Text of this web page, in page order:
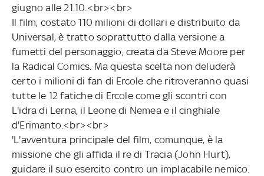
giugno alle 21.10.<br><br>
Il film, costato 110 milioni di dollari e distribuito da
Universal, è tratto soprattutto dalla versione a
fumetti del personaggio, creata da Steve Moore per
la Radical Comics. Ma questa scelta non deluderà
certo i milioni di fan di Ercole che ritroveranno quasi
tutte le 12 fatiche di Ercole come gli scontri con
L'idra di Lerna, il Leone di Nemea e il cinghiale
d'Erimanto.<br><br>
'L'avventura principale del film, comunque, è la
missione che gli affida il re di Tracia (John Hurt),
guidare il suo esercito contro un implacabile nemico.